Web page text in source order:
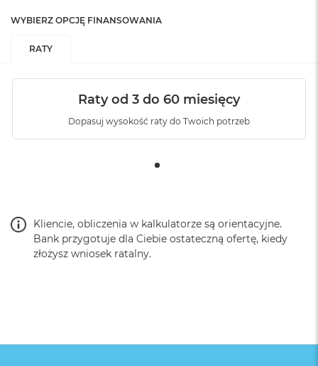
2,4 mm grubość tylnej ścianki
(termoplastycznego poliuretanu)
Materiały
Zewnętrzna powłoka z płótna nylonowego w 100%
Wysokowytrzymały ceramiczny pierścień blokujący
WYBIERZ OPCJĘ FINANSOWANIA
RATY
Raty od 3 do 60 miesięcy
Dopasuj wysokość raty do Twoich potrzeb
Kliencie, obliczenia w kalkulatorze są orientacyjne.
Bank przygotuje dla Ciebie ostateczną ofertę, kiedy
złożysz wniosek ratalny.